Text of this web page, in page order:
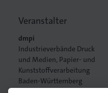
Veranstalter
dmpi
Industrieverbände Druck
und Medien, Papier- und
Kunststoffverarbeitung
Baden-Württemberg